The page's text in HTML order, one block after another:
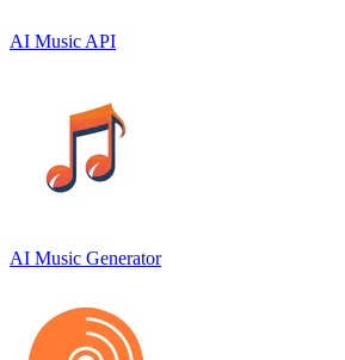
AI Music API
AI Music Generator